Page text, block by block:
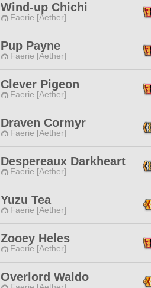
Wind-up Chichi
Faerie [Aether]
Pup Payne
Faerie [Aether]
Clever Pigeon
Faerie [Aether]
Draven Cormyr
Faerie [Aether]
Despereaux Darkheart
Faerie [Aether]
Yuzu Tea
Faerie [Aether]
Zooey Heles
Faerie [Aether]
Overlord Waldo